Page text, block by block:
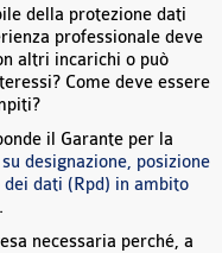
della protezione dati
professionale deve
altri incarichi o può
Come deve essere
il Garante per la
designazione, posizione
dati (Rpd) in ambito
necessaria perché, a